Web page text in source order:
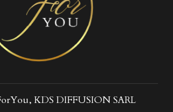
KDS DIFFUSION SARL